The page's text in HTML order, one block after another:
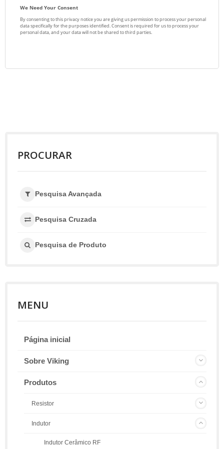
PROCURAR
Pesquisa Avançada
Pesquisa Cruzada
Pesquisa de Produto
MENU
Página inicial
Sobre Viking
Produtos
Resistor
Indutor
Indutor Cerâmico RF